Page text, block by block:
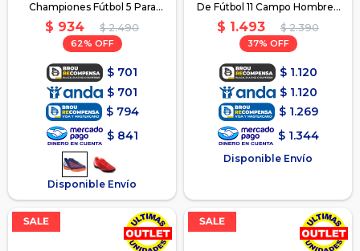
Championes Fútbol 5 Para
Niños - Azul
$ 934 $ 2.490
62
$ 701
$ 701
$ 794
$ 841
Disponible Envío
De Fútbol 11 Campo Hombre -
Negro
$ 1.493 $ 2.390
37
$ 1.120
$ 1.120
$ 1.269
$ 1.344
Disponible Envío